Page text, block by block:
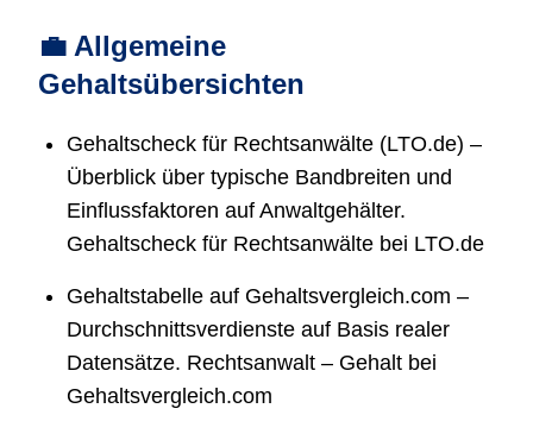
💼 Allgemeine
Gehaltsübersichten
Gehaltscheck für Rechtsanwälte (LTO.de) –
Überblick über typische Bandbreiten und
Einflussfaktoren auf Anwaltgehälter.
Gehaltscheck für Rechtsanwälte bei LTO.de
Gehaltstabelle auf Gehaltsvergleich.com –
Durchschnittsverdienste auf Basis realer
Datensätze. Rechtsanwalt – Gehalt bei
Gehaltsvergleich.com